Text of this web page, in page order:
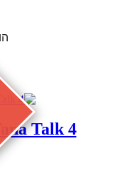
Talk 4